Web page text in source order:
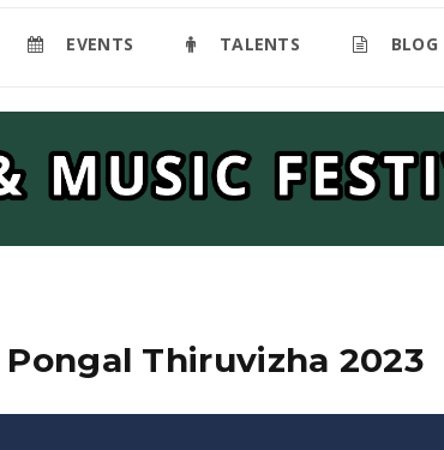
EVENTS TALENTS BLOG
Thiruvizha 2023